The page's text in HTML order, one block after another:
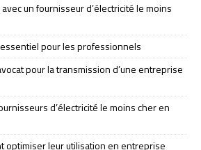
un fournisseur d’électricité le moins
pour les professionnels
pour la transmission d’une entreprise
d’électricité le moins cher en
optimiser leur utilisation en entreprise